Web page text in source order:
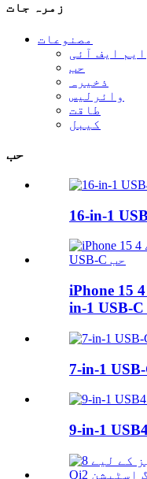
زمرہ جات
مصنوعات
ایم ایف آئی
حب
ذخیرہ
وائرلیس
طاقت
کیبل
حب
iPhone 15 اور 16 سیریز کے لیے 4-